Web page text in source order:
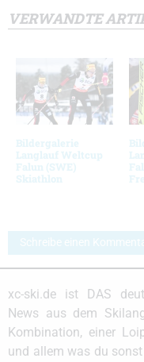
VERWANDTE
Bildergalerie
Langlauf Weltcup
Falun (SWE)
Skiathlon
Schreibe einen
xc-ski.de ist DAS
News aus dem
Kombination, einer
und allem was du